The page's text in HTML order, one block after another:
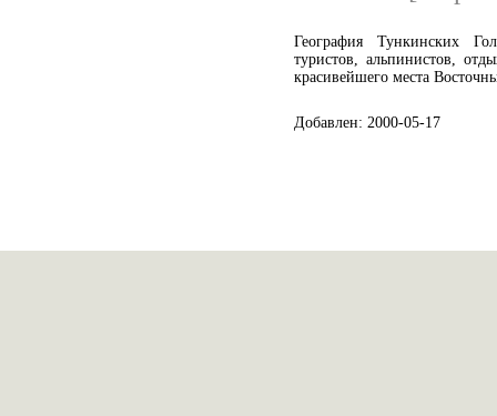
География Тункинских
туристов, альпинистов,
красивейшего места
Добавлен: 2000-05-17